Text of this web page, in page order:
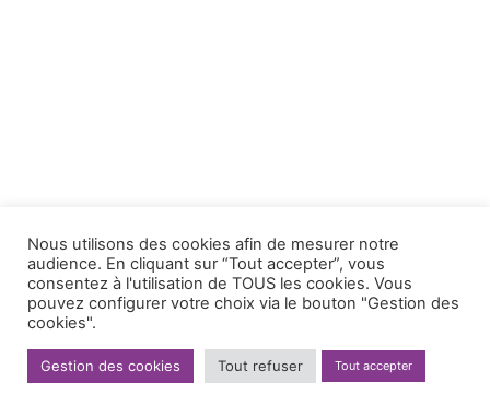
Nous utilisons des cookies afin de mesurer notre
audience. En cliquant sur “Tout accepter”, vous
consentez à l'utilisation de TOUS les cookies. Vous
pouvez configurer votre choix via le bouton "Gestion des
cookies".
Gestion des cookies Tout refuser Tout accepter